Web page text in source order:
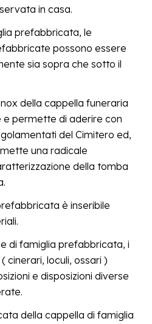
in casa.
prefabbricata, le
possono essere
sia sopra che sotto il
della cappellafuneraria
e permette di aderire con
del Cimitero ed,
una radicale
della tomba
è inseribile
di famiglia prefabbricata, i
cinerari, loculi, ossari )
e disposizioni diverse
della cappella di famiglia